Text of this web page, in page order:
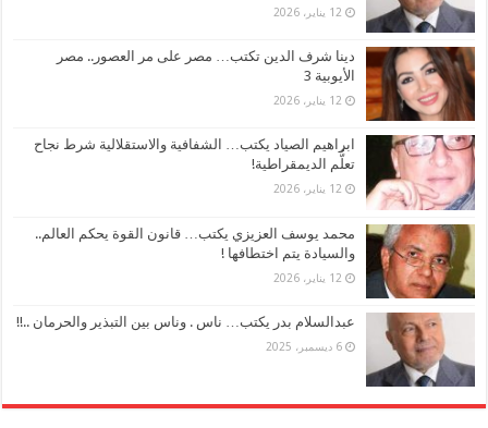
12 يناير، 2026
دينا شرف الدين تكتب… مصر على مر العصور.. مصر
الأيوبية 3
12 يناير، 2026
ابراهيم الصياد يكتب… الشفافية والاستقلالية شرط نجاح
تعلُّم الديمقراطية!
12 يناير، 2026
محمد يوسف العزيزي يكتب… قانون القوة يحكم العالم..
والسيادة يتم اختطافها !
12 يناير، 2026
عبدالسلام بدر يكتب… ناس . وناس بين التبذير والحرمان ..!!
6 ديسمبر، 2025